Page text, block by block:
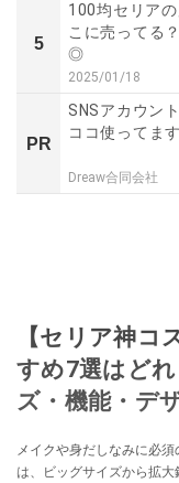
5
100均セリア
こに売ってる
◎
2025/01/18
PR
SNSアカウン
ココ使ってます
Dreaw合同会社
【セリア神コ
すめ7選はど
ズ・機能・デ
メイクや身だしなみに必
は、ビッグサイズから拡